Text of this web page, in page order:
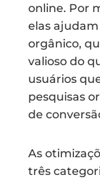
online. Por
elas
orgânico,
valioso do
usuários
pesquisas
de
As
três